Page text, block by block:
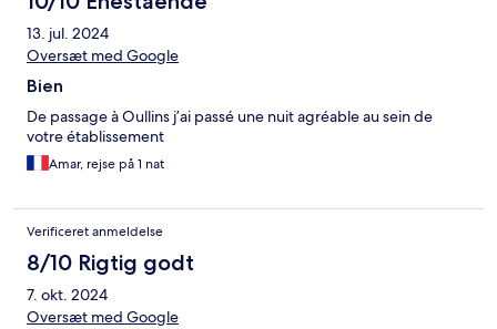
13. jul. 2024
Oversæt med Google
Bien
De passage à Oullins j’ai passé une nuit agréable au sein de
votre établissement
Amar, rejse på 1 nat
Verificeret anmeldelse
8/10 Rigtig godt
7. okt. 2024
Oversæt med Google